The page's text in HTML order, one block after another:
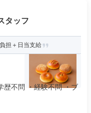
タッフ
担＋日当支給
歴不問 ・経験不問 ・ブ